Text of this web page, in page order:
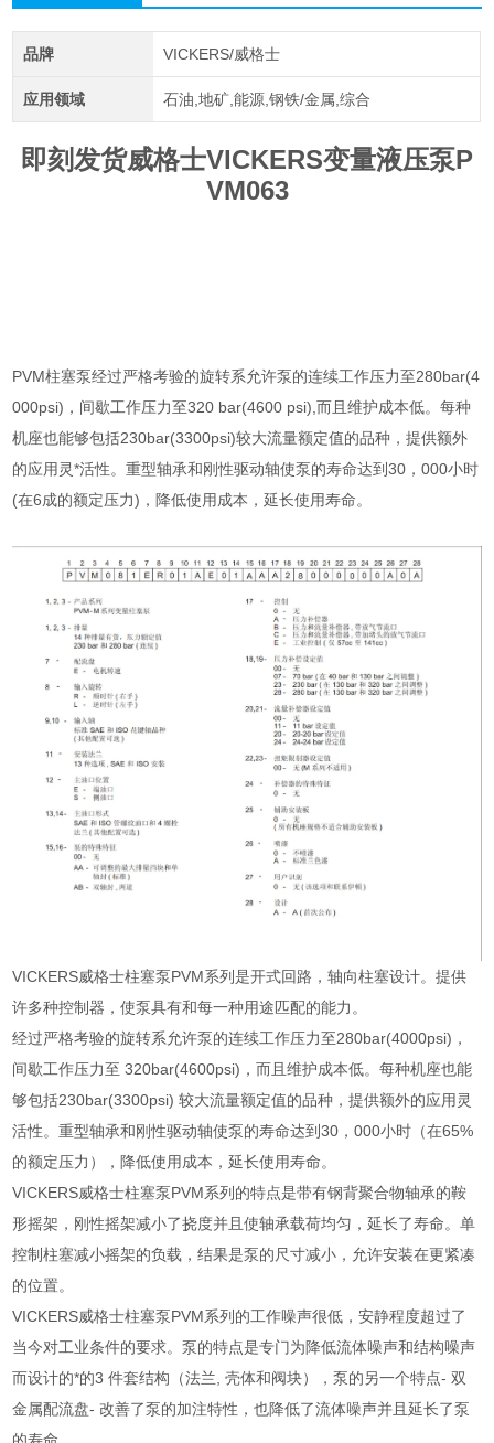
品牌 VICKERS/威格士
应用领域 石油,地矿,能源,钢铁/金属,综合
即刻发货威格士VICKERS变量液压泵P
VM063
PVM柱塞泵经过严格考验的旋转系允许泵的连续工作压力至280bar(4
000psi)，间歇工作压力至320 bar(4600 psi),而且维护成本低。每种
机座也能够包括230bar(3300psi)较大流量额定值的品种，提供额外
的应用灵*活性。重型轴承和刚性驱动轴使泵的寿命达到30，000小时
(在6成的额定压力)，降低使用成本，延长使用寿命。
VICKERS威格士柱塞泵PVM系列是开式回路，轴向柱塞设计。提供
许多种控制器，使泵具有和每一种用途匹配的能力。
经过严格考验的旋转系允许泵的连续工作压力至280bar(4000psi)，
间歇工作压力至 320bar(4600psi)，而且维护成本低。每种机座也能
够包括230bar(3300psi) 较大流量额定值的品种，提供额外的应用灵
活性。重型轴承和刚性驱动轴使泵的寿命达到30，000小时（在65%
的额定压力），降低使用成本，延长使用寿命。
VICKERS威格士柱塞泵PVM系列的特点是带有钢背聚合物轴承的鞍
形摇架，刚性摇架减小了挠度并且使轴承载荷均匀，延长了寿命。单
控制柱塞减小摇架的负载，结果是泵的尺寸减小，允许安装在更紧凑
的位置。
VICKERS威格士柱塞泵PVM系列的工作噪声很低，安静程度超过了
当今对工业条件的要求。泵的特点是专门为降低流体噪声和结构噪声
而设计的*的3 件套结构（法兰, 壳体和阀块），泵的另一个特点- 双
金属配流盘- 改善了泵的加注特性，也降低了流体噪声并且延长了泵